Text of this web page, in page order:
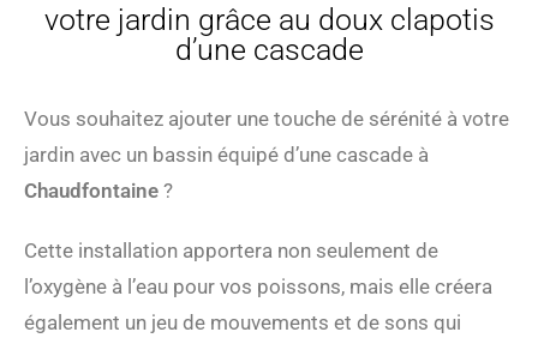
votre jardin grâce au doux clapotis
d’une cascade
Vous souhaitez ajouter une touche de sérénité à votre
jardin avec un bassin équipé d’une cascade à
Chaudfontaine ?
Cette installation apportera non seulement de
l’oxygène à l’eau pour vos poissons, mais elle créera
également un jeu de mouvements et de sons qui